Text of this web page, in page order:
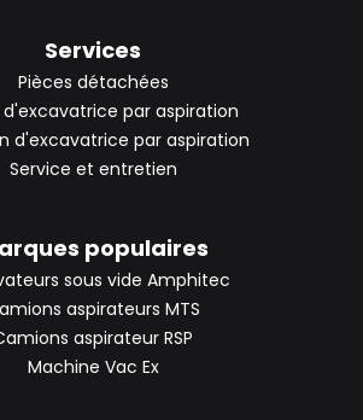
Services
Pièces détachées
par aspiration
d'excavatrice par aspiration
Service et entretien
populaires
sous vide Amphitec
aspirateurs MTS
aspirateur RSP
Machine Vac Ex